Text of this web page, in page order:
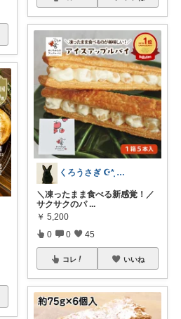
くろうさぎ ☪*̣̩ 経由購入感謝💐
＼凍ったまま食べる新感覚！／
サクサクのパ ...
￥ 5,200
0 0 45
コレ いいね